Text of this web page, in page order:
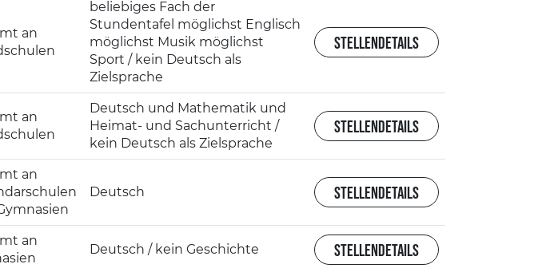
an
beliebiges Fach der
Stundentafel möglichst Englisch
möglichst Musik möglichst
Sport / kein Deutsch als
Zielsprache
STELLENDETAILS
an
Deutsch und Mathematik und
Heimat- und Sachunterricht /
kein Deutsch als Zielsprache
STELLENDETAILS
an
Deutsch STELLENDETAILS
an
Deutsch / kein Geschichte STELLENDETAILS